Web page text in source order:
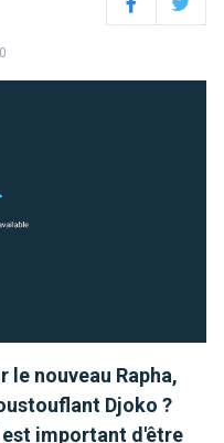
FacebookTwitter
le nouveau Rapha,
Djoko ?
important d'être